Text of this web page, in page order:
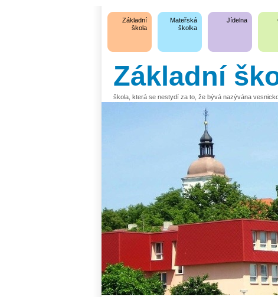
Základní
škola
Mateřská
školka
Jídelna
Základní
škola, která se nestydí za to, že bývá nazývána